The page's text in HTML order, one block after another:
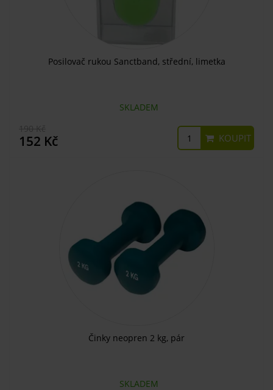
Posilovač rukou Sanctband, střední, limetka
SKLADEM
152 Kč KOUPIT
Činky neopren 2 kg, pár
SKLADEM